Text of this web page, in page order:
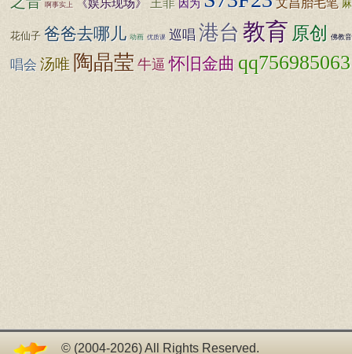
啊事实上 《娱乐现场》 因为 文昌胎毛笔
花仙子 爸爸去哪儿 动画 优质课 巡唱 港台 教育 原创 佛教
唱会 汤唯 陶晶莹 牛逼 怀旧金曲 qq756985063
© (2004-2026) All Rights Reserved.